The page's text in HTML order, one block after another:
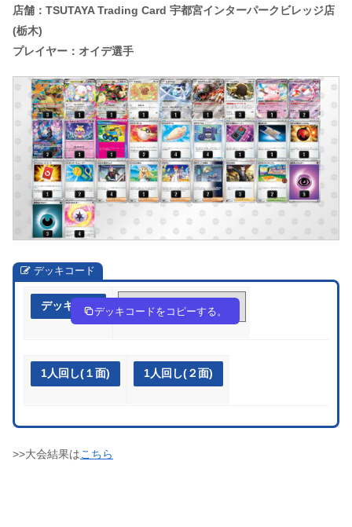
店舗：TSUTAYA Trading Card 宇都宮インターパークビレッジ店
(栃木)
プレイヤー：オイデ選手
デッキコード
デッキ作成 xa8x84-AWRjK5-G88caD
デッキコードをコピーする。
1人回し(１面) 1人回し(２面)
>>大会結果はこちら